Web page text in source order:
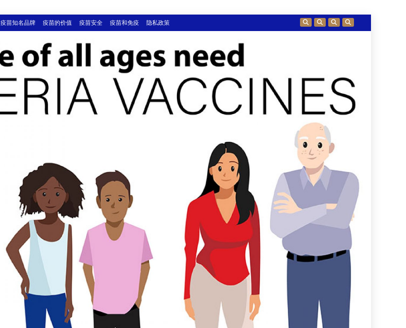
疫苗知名品牌 疫苗的价值 疫苗安全 疫苗和免疫 隐私政策